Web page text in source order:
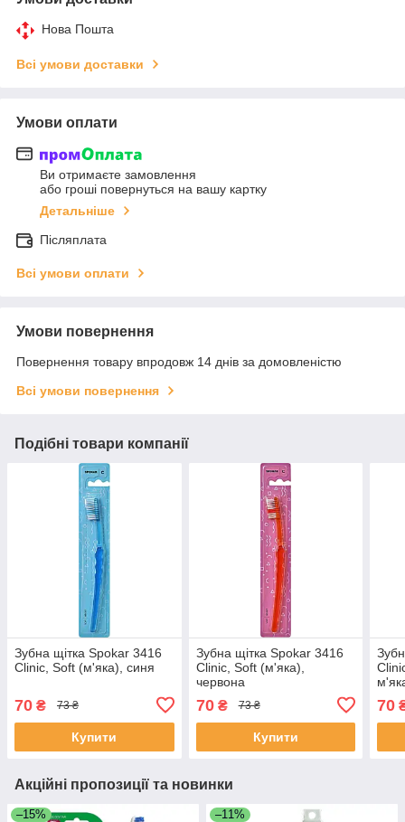
Нова Пошта
Всі умови доставки
Умови оплати
Ви отримаєте замовлення
або гроші повернуться на вашу картку
Детальніше
Післяплата
Всі умови оплати
Умови повернення
Повернення товару впродовж 14 днів за домовленістю
Всі умови повернення
Подібні товари компанії
Зубна щітка Spokar 3416
Clinic, Soft (м'яка), синя
70 ₴ 73 ₴
Купити
Зубна щітка Spokar 3416
Clinic, Soft (м'яка),
червона
70₴ 73 ₴
Купити
70
Акційні пропозиції та новинки
–15% –11%